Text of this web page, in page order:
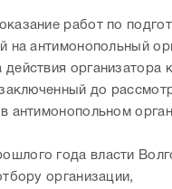
работ по
на антимонопольный
организатора
до
антимонопольном
года власти
организации,